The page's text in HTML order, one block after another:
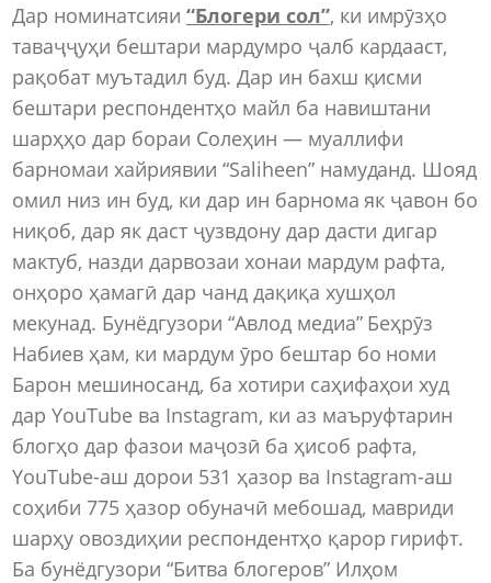
Дар номинатсияи “Блогери сол”, ки имрӯзҳо
таваҷҷуҳи бештари мардумро ҷалб кардааст,
рақобат муътадил буд. Дар ин бахш қисми
бештари респондентҳо майл ба навиштани
шарҳҳо дар бораи Солеҳин — муаллифи
барномаи хайриявии “Saliheen” намуданд. Шояд
омил низ ин буд, ки дар ин барнома як ҷавон бо
ниқоб, дар як даст ҷузвдону дар дасти дигар
мактуб, назди дарвозаи хонаи мардум рафта,
онҳоро ҳамагӣ дар чанд дақиқа хушҳол
мекунад. Бунёдгузори “Авлод медиа” Беҳрӯз
Набиев ҳам, ки мардум ӯро бештар бо номи
Барон мешиносанд, ба хотири саҳифаҳои худ
дар YouTube ва Instagram, ки аз маъруфтарин
блогҳо дар фазои маҷозӣ ба ҳисоб рафта,
YouTube-аш дорои 531 ҳазор ва Instagram-аш
соҳиби 775 ҳазор обуначӣ мебошад, мавриди
шарҳу овоздиҳии респондентҳо қарор гирифт.
Ба бунёдгузори “Битва блогеров” Илҳом